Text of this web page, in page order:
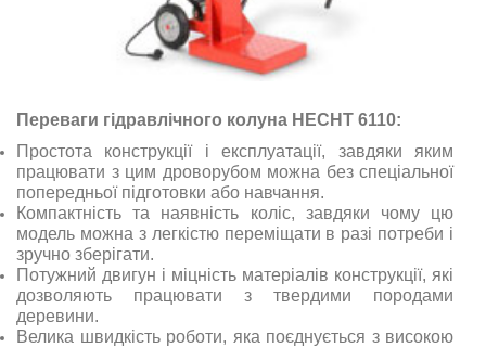
Переваги гідравлічного колуна HECHT 6110:
Простота конструкції і експлуатації, завдяки яким
працювати з цим дроворубом можна без спеціальної
попередньої підготовки або навчання.
Компактність та наявність коліс, завдяки чому цю
модель можна з легкістю переміщати в разі потреби і
зручно зберігати.
Потужний двигун і міцність матеріалів конструкції, які
дозволяють працювати з твердими породами
деревини.
Велика швидкість роботи, яка поєднується з високою